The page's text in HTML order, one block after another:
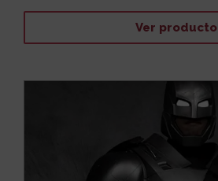
Ver producto